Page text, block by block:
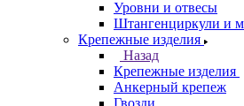
Уровни и отвесы
Штангенциркули и
Крепежные изделия
Назад
Крепежные изделия
Анкерный крепеж
Гвозди